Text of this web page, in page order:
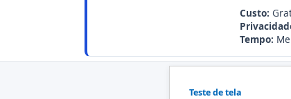
Custo:
Tempo:
Teste de tela